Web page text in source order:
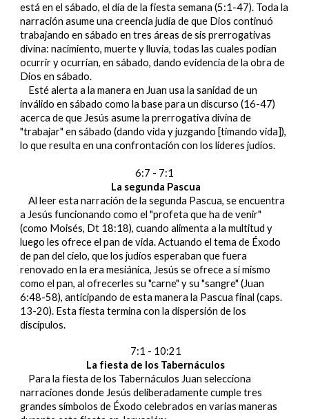
está en el sábado, el día de la fiesta semana (5:1-47). Toda la
narración asume una creencia judía de que Dios continuó
trabajando en sábado en tres áreas de sis prerrogativas
divina: nacimiento, muerte y lluvia, todas las cuales podían
ocurrir y ocurrían, en sábado, dando evidencia de la obra de
Dios en sábado.
Esté alerta a la manera en Juan usa la sanidad de un
inválido en sábado como la base para un discurso (16-47)
acerca de que Jesús asume la prerrogativa divina de
"trabajar" en sábado (dando vida y juzgando [timando vida]),
lo que resulta en una confrontación con los líderes judíos.
6:7 - 7:1
La segunda Pascua
Al leer esta narración de la segunda Pascua, se encuentra
a Jesús funcionando como el "profeta que ha de venir"
(como Moisés, Dt 18:18), cuando alimenta a la multitud y
luego les ofrece el pan de vida. Actuando el tema de Éxodo
de pan del cielo, que los judíos esperaban que fuera
renovado en la era mesiánica, Jesús se ofrece a sí mismo
como el pan, al ofrecerles su "carne" y su "sangre" (Juan
6:48-58), anticipando de esta manera la Pascua final (caps.
13-20). Esta fiesta termina con la dispersión de los
discípulos.
7:1 - 10:21
La fiesta de los Tabernáculos
Para la fiesta de los Tabernáculos Juan selecciona
narraciones donde Jesús deliberadamente cumple tres
grandes símbolos de Éxodo celebrados en varias maneras